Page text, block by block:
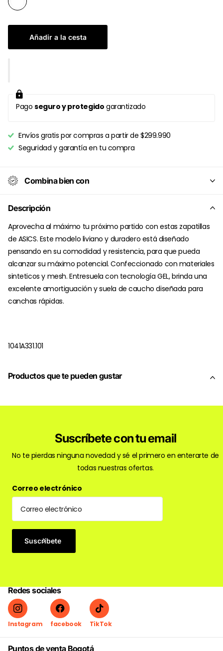
Añadir a la cesta
Pago seguro y protegido garantizado
Envíos gratis por compras a partir de $299.990
Seguridad y garantía en tu compra
Combina bien con
Descripción
Aprovecha al máximo tu próximo partido con estas zapatillas
de ASICS. Este modelo liviano y duradero está diseñado
pensando en su comodidad y resistencia, para que pueda
alcanzar su máximo potencial. Confeccionado con materiales
sinteticos y mesh. Entresuela con tecnología GEL, brinda una
excelente amortiguación y suela de caucho diseñada para
canchas rápidas.
1041A331.101
Productos que te pueden gustar
Suscríbete con tu email
No te pierdas ninguna novedad y sé el primero en enterarte de
todas nuestras ofertas.
Correo electrónico
Suscríbete
Redes sociales
Instagram facebook TikTok
Puntos de venta Bogotá